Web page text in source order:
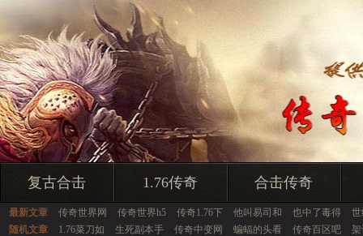
复古合击 1.76传奇 合击传奇
最新文章 传奇世界网 传奇世界h5 传奇1.76下 他叫易司和 也中了毒得
随机文章
1.76菜刀如 生死副本手 传奇中变网 蝙蝠的头看 传奇百区吧